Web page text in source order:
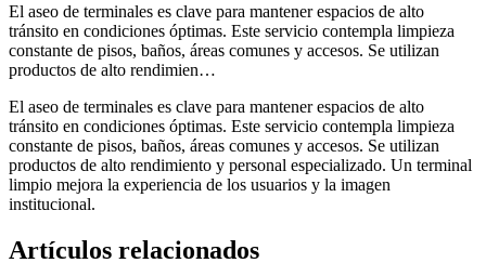
El aseo de terminales es clave para mantener espacios de alto
tránsito en condiciones óptimas. Este servicio contempla limpieza
constante de pisos, baños, áreas comunes y accesos. Se utilizan
productos de alto rendimien…
El aseo de terminales es clave para mantener espacios de alto
tránsito en condiciones óptimas. Este servicio contempla limpieza
constante de pisos, baños, áreas comunes y accesos. Se utilizan
productos de alto rendimiento y personal especializado. Un terminal
limpio mejora la experiencia de los usuarios y la imagen
institucional.
Artículos relacionados